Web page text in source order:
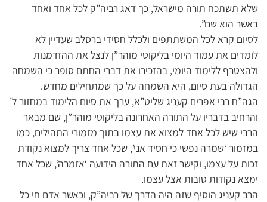
שלא תשתכח תורה מישראל, כך דאג רביה”ק לכל אחד ואחד
באשר הוא שם”.
לסיום קרא לכל המשתתפים ולכלל חסידי ברסלב שעדיין לא
לומדים את עמוד היומי בליקוטי מוהר”ן לנצל את ההזדמנות
ולהצטרף ללימוד היומי, בהזכירו את דברי החתם סופר כי השמחה
הגדולה בעת סיום, היא השמחה על כך שמתחילים מחדש.
הגה”ח רבי אפרים קעניג שליט”א, ערך את סיום הלימוד במחזור ל’
והרחיב בדבריו על התורה האחרונה בליקוטי מוהר”ן, שם מבאר
הרבי שיש לכל אחד למצוא את עצמו בתוך מזמורי התהילים, כמו
במזמור ‘שמרה נפשי כי חסיד אני’, שכל אחד צריך למצוא נקודת
זכות על עצמו, וקישר זאת עם התורה הידועה ‘אזמרה’, שכל אחד
ימצא נקודות טובות אצל עצמו.
הרב קעניג הוסיף שזה היה הדרך של רביה”ק, וכאשר אדם חי כל